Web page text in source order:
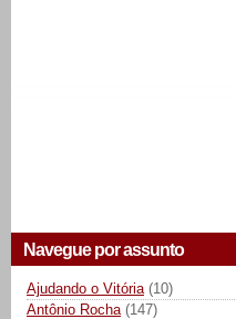
Navegue por assunto
Ajudando o Vitória (10)
Antônio Rocha (147)